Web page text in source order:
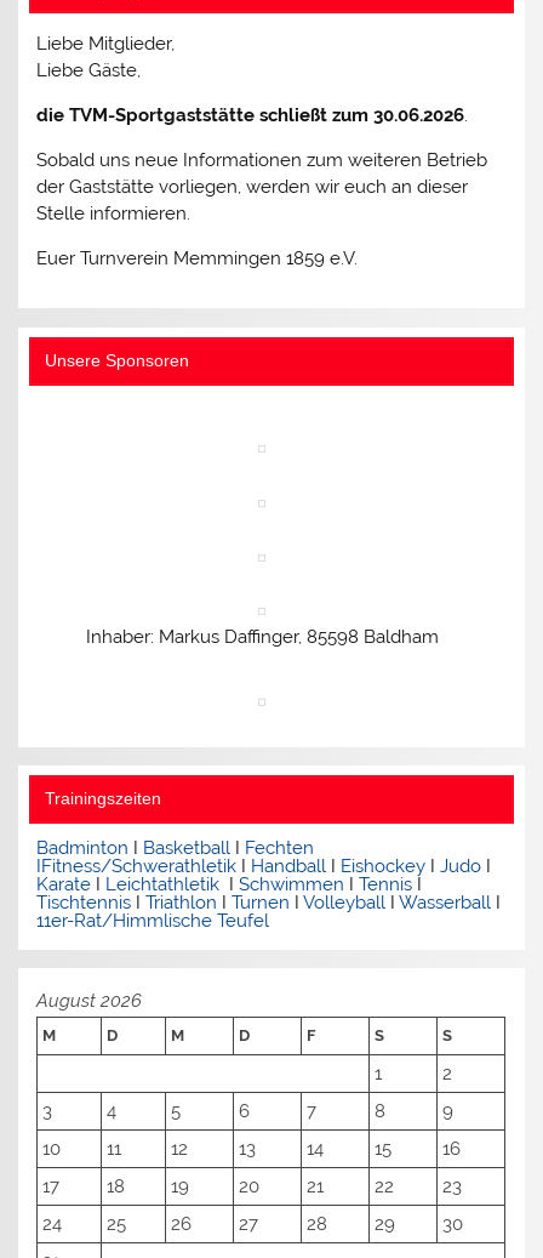
Liebe Mitglieder,
Liebe Gäste,
die TVM-Sportgaststätte schließt zum 30.06.2026.
Sobald uns neue Informationen zum weiteren Betrieb
der Gaststätte vorliegen, werden wir euch an dieser
Stelle informieren.
Euer Turnverein Memmingen 1859 e.V.
Unsere Sponsoren
Inhaber: Markus Daffinger, 85598 Baldham
Trainingszeiten
Badminton Basketball
Fechten
Fitness/Schwerathletik Handball Eishockey IJudo
Karate
Leichtathletik ISchwimmen ITennis
Tischtennis
ITriathlon ITurnen IVolleyball IWasserball
11er-Rat/Himmlische Teufel
August 2026
M D M D F S S
1
2
3
4 5 6 7 8
9
10
11 12 13 14 15
16
17
18 19 20 21 22
23
24
25 26 27 28 29
30